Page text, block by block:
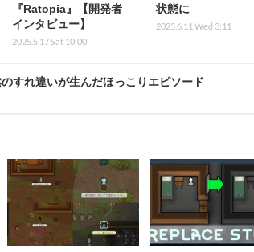
『Ratopia』【開発者
インタビュー】
2025.5.17 Sat 10:00
状態に
2025.6.11 Wed 3:11
すれ違いが生んだほっこりエピソード